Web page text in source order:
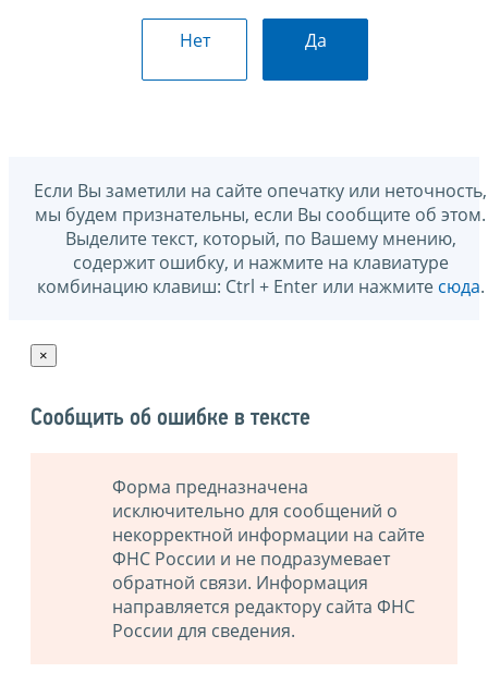
Нет Да
Если Вы заметили на сайте опечатку или неточность,
мы будем признательны, если Вы сообщите об этом.
Выделите текст, который, по Вашему мнению,
содержит ошибку, и нажмите на клавиатуре
комбинацию клавиш: Ctrl + Enter или нажмите сюда.
×
Сообщить об ошибке в тексте
Форма предназначена
исключительно для сообщений о
некорректной информации на сайте
ФНС России и не подразумевает
обратной связи. Информация
направляется редактору сайта ФНС
России для сведения.